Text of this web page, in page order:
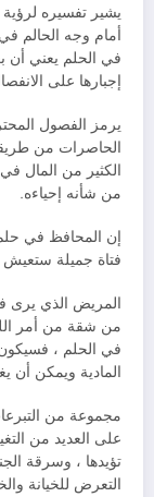
يشير تفسيره لرؤية
أمام وجه الحالم
في الحلم يعني أن
إجبارها على
يرمز الفصول
الحاصرات من
الكثير من المال
من شأنه إحياءه.
إن المحافظ في
فتاة جميلة ستعيش
المريض الذي يرى
من شقة من أمر
في الحلم ،
المادية ويمكن أن
مجموعة من
على العديد من
تؤيدها ، وسرقة
التعرض للخيانة